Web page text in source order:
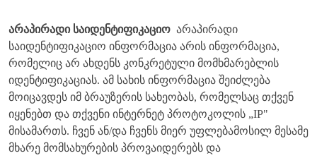
არაპირადი საიდენტიფიკაციო არაპირადი
საიდენტიფიკაციო ინფორმაცია არის ინფორმაცია,
რომელიც არ ახდენს კონკრეტული მომხმარებლის
იდენტიფიკაციას. ამ სახის ინფორმაცია შეიძლება
მოიცავდეს იმ ბრაუზერის სახეობას, რომელსაც თქვენ
იყენებთ და თქვენი ინტერნეტ პროტოკოლის „IP"
მისამართს. ჩვენ ან/და ჩვენს მიერ უფლებამოსილ მესამე
მხარე მომსახურების პროვაიდერებს და